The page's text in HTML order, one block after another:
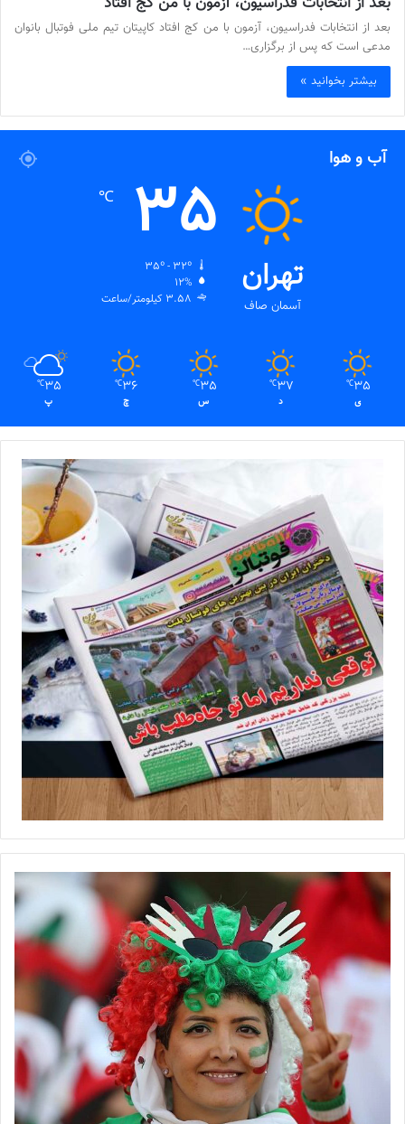
بعد از انتخابات فدراسیون، آزمون با من کج افتاد کاپیتان تیم ملی فوتبال بانوان
مدعی است که پس از برگزاری…
بیشتر بخوانید »
آب و هوا
تهران
آسمان صاف
35
℃
12%
3.58 کیلومتر/ساعت
35
℃
ی
37
℃
د
35
℃
س
36
℃
چ
35
℃
پ